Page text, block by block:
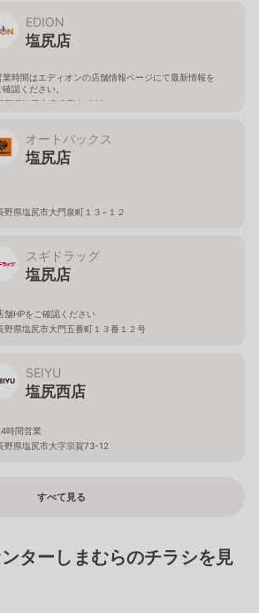
EDION
塩尻店
業時間はエディオンの店舗情報ページにて最新情報を
確認ください。
野県塩尻市広丘高出1788
オートバックス
塩尻店
野県塩尻市大門泉町１３−１２
スギドラッグ
塩尻店
舗HPをご確認ください
野県塩尻市大門五番町１３番１２号
SEIYU
塩尻西店
時間営業
野県塩尻市大字宗賀73-12
すべて見る
ターしまむらのチラシを見